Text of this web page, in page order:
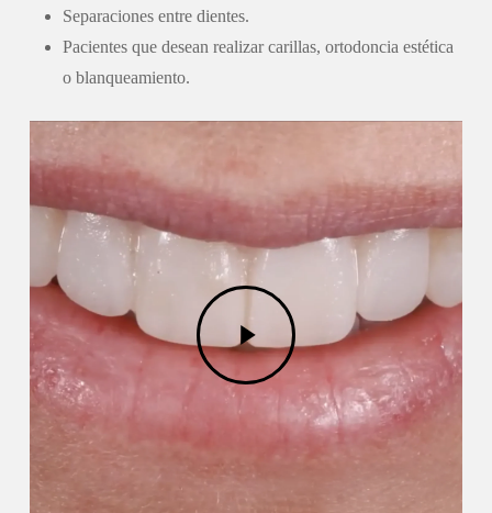
Play
Video
Separaciones entre dientes.
Pacientes que desean realizar carillas, ortodoncia estética
o blanqueamiento.